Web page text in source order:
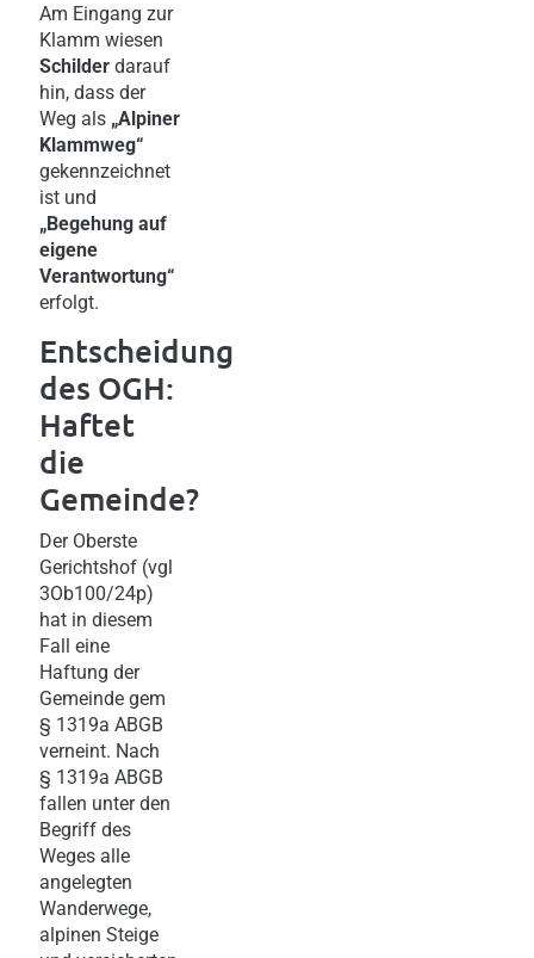
Am Eingang zur
Klamm wiesen
Schilder darauf
hin, dass der
Weg als „Alpiner
Klammweg“
gekennzeichnet
ist und
„Begehung auf
eigene
Verantwortung“
erfolgt.
Entscheidung
des OGH:
Haftet
die
Gemeinde?
Der Oberste
Gerichtshof (vgl
3Ob100/24p)
hat in diesem
Fall eine
Haftung der
Gemeinde gem
§ 1319a ABGB
verneint. Nach
§ 1319a ABGB
fallen unter den
Begriff des
Weges alle
angelegten
Wanderwege,
alpinen Steige